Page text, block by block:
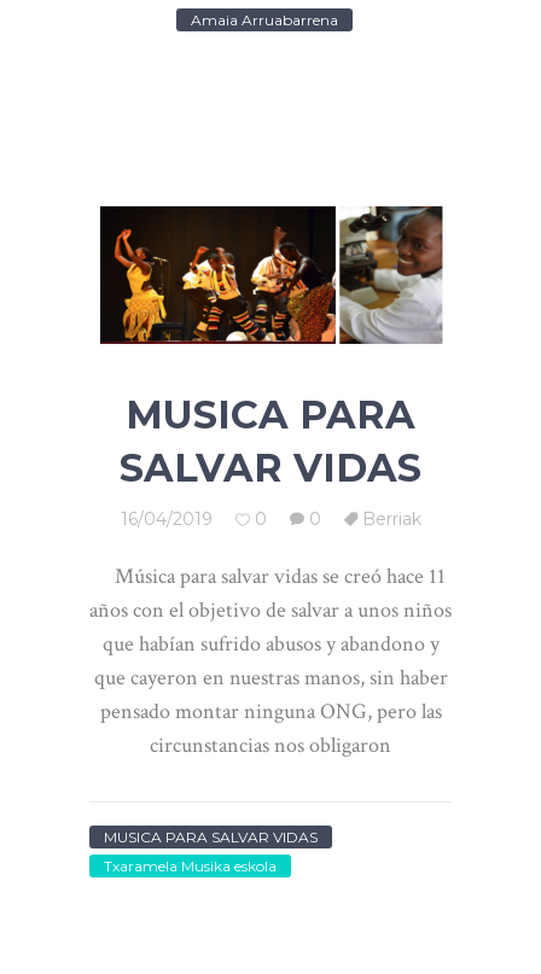
Amaia Arruabarrena
MUSICA PARA
SALVAR VIDAS
16/04/2019 0 0 Berriak
Música para salvar vidas se creó hace 11
años con el objetivo de salvar a unos niños
que habían sufrido abusos y abandono y
que cayeron en nuestras manos, sin haber
pensado montar ninguna ONG, pero las
circunstancias nos obligaron
MUSICA PARA SALVAR VIDAS
Txaramela Musika eskola